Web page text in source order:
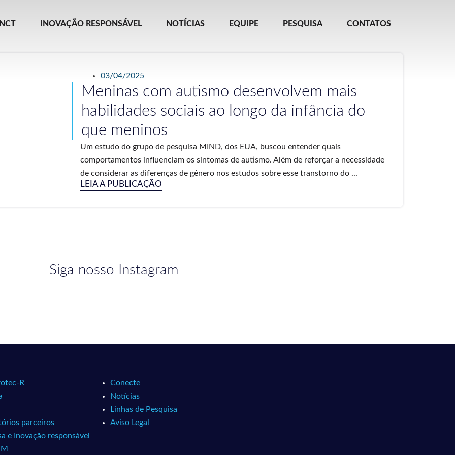
INOVAÇÃO RESPONSÁVEL NOTÍCIAS EQUIPE PESQUISA CONTATOS
03/04/2025
Meninas com autismo desenvolvem mais
habilidades sociais ao longo da infância do
que meninos
Um estudo do grupo de pesquisa MIND, dos EUA, buscou entender quais
comportamentos influenciam os sintomas de autismo. Além de reforçar a necessidade
de considerar as diferenças de gênero nos estudos sobre esse transtorno do ...
LEIA A PUBLICAÇÃO
Siga nosso Instagram
R
parceiros
e Inovação responsável
Conecte
Notícias
Linhas de Pesquisa
Aviso Legal